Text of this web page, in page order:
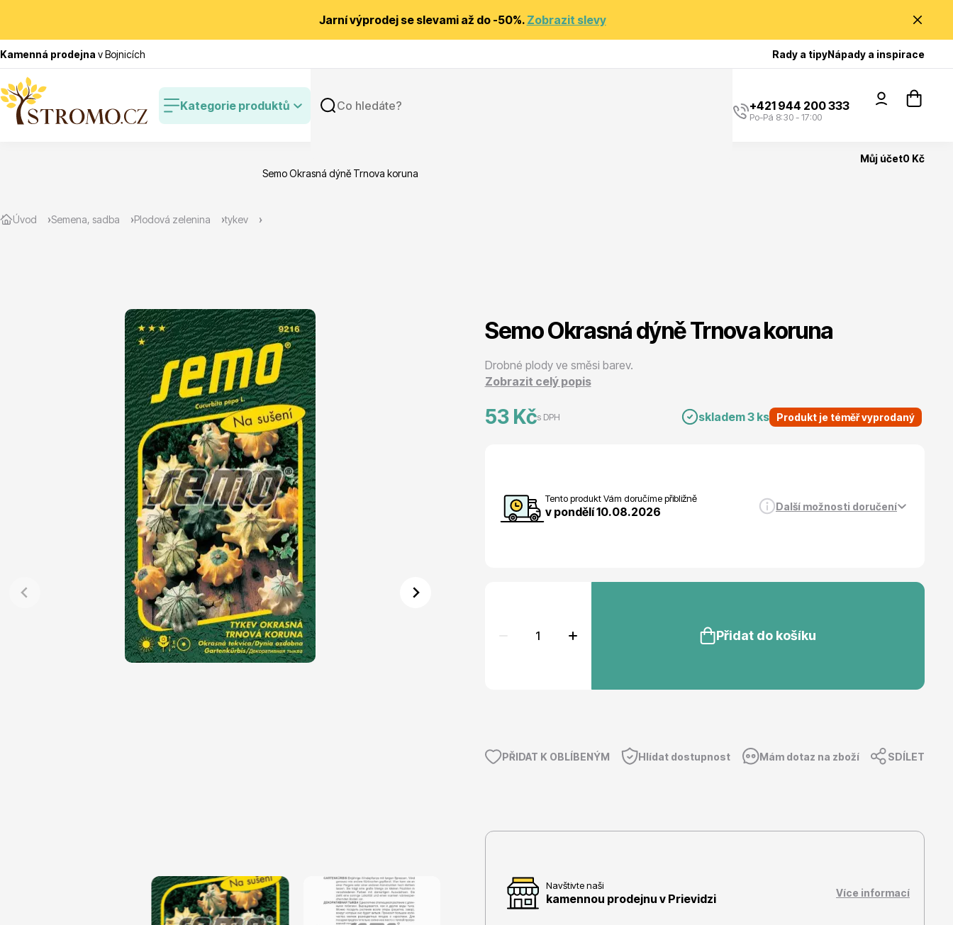
Jarní výprodej se slevami až do -50%. Zobrazit slevy
Kamenná prodejna v Bojnicích Rady a tipyNápady a inspirace
Kategorie produktů
Poradíme Vám?
+421 944 200 333
Po-Pá 8:30 - 17:00
Můj účet0 Kč
Zlevněné
Vřesovištní rostliny
Vánoční stromky v květináčích a
řezané
Vzrostlé stromy
Nářadí, příslušenství
Postřiky, přípravky
Trvalky
Okrasné trávy
Listnaté stromy
Úvod Semena, sadba Plodová zelenina tykev
Semo Okrasná dýně Trnova koruna
Semo Okrasná dýně Trnova koruna
Drobné plody ve směsi barev.
Zobrazit celý popis
53 Kčs DPH skladem 3 ks Produkt je téměř vyprodaný
Tento produkt Vám doručíme přibližně
v pondělí 10.08.2026 Další možnosti doručení
Přidat do košíku
PŘIDAT K OBLÍBENÝM Hlídat dostupnost Mám dotaz na zboží SDÍLET
Navštivte naši
kamennou prodejnu v Prievidzi Více informací